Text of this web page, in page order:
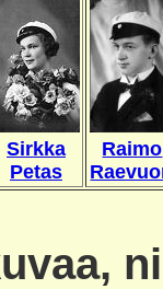
Sirkka
Petas
Raimo